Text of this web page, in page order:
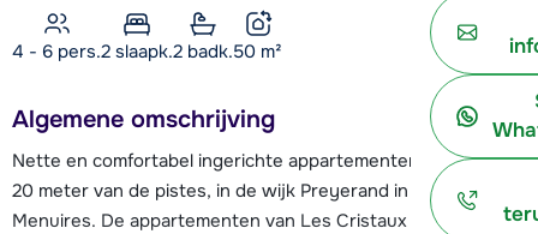
4 - 6 pers.2 slaapk.2 badk.50 m²
Algemene omschrijving
Nette en comfortabel ingerichte appartementen, op slechts
20 meter van de pistes, in de wijk Preyerand in Les
Menuires. De appartementen van Les Cristaux zijn over